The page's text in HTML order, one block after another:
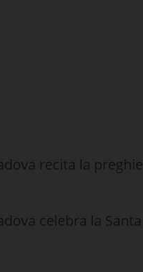
recita la
celebra la